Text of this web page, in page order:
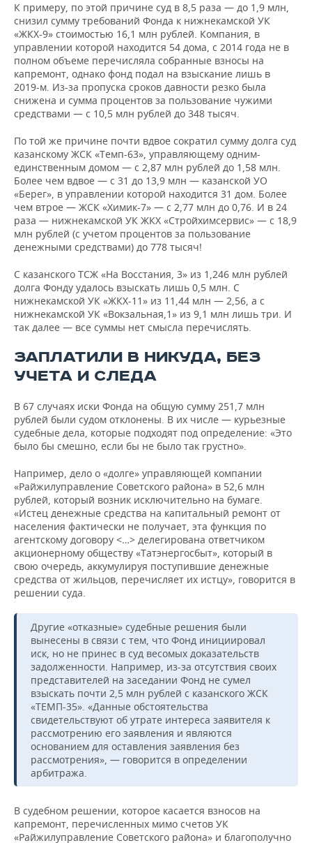
К примеру, по этой причине суд в 8,5 раза — до 1,9 млн,
снизил сумму требований Фонда к нижнекамской УК
«ЖКХ-9» стоимостью 16,1 млн рублей. Компания, в
управлении которой находится 54 дома, с 2014 года не в
полном объеме перечисляла собранные взносы на
капремонт, однако фонд подал на взыскание лишь в
2019-м. Из-за пропуска сроков давности резко была
снижена и сумма процентов за пользование чужими
средствами — с 10,5 млн рублей до 348 тысяч.
По той же причине почти вдвое сократил сумму долга суд
казанскому ЖСК «Темп-63», управляющему одним-
единственным домом — с 2,87 млн рублей до 1,58 млн.
Более чем вдвое — с 31 до 13,9 млн — казанской УО
«Берег», в управлении которой находится 31 дом. Более
чем втрое — ЖСК «Химик-7» — с 2,77 млн до 0,76. И в 24
раза — нижнекамской УК ЖКХ «Стройхимсервис» — с 18,9
млн рублей (с учетом процентов за пользование
денежными средствами) до 778 тысяч!
С казанского ТСЖ «На Восстания, 3» из 1,246 млн рублей
долга Фонду удалось взыскать лишь 0,5 млн. С
нижнекамской УК «ЖКХ-11» из 11,44 млн — 2,56, а с
нижнекамской УК «Вокзальная,1» из 9,1 млн лишь три. И
так далее — все суммы нет смысла перечислять.
ЗАПЛАТИЛИ В НИКУДА, БЕЗ
УЧЕТА И СЛЕДА
В 67 случаях иски Фонда на общую сумму 251,7 млн
рублей были судом отклонены. В их числе — курьезные
судебные дела, которые подходят под определение: «Это
было бы смешно, если бы не было так грустно».
Например, дело о «долге» управляющей компании
«Райжилуправление Советского района» в 52,6 млн
рублей, который возник исключительно на бумаге.
«Истец денежные средства на капитальный ремонт от
населения фактически не получает, эта функция по
агентскому договору <…> делегирована ответчиком
акционерному обществу «Татэнергосбыт», который в
свою очередь, аккумулируя поступившие денежные
средства от жильцов, перечисляет их истцу», говорится в
решении суда.
Другие «отказные» судебные решения были
вынесены в связи с тем, что Фонд инициировал
иск, но не принес в суд весомых доказательств
задолженности. Например, из-за отсутствия своих
представителей на заседании Фонд не сумел
взыскать почти 2,5 млн рублей с казанского ЖСК
«ТЕМП-35». «Данные обстоятельства
свидетельствуют об утрате интереса заявителя к
рассмотрению его заявления и являются
основанием для оставления заявления без
рассмотрения», — говорится в определении
арбитража.
В судебном решении, которое касается взносов на
капремонт, перечисленных мимо счетов УК
«Райжилуправление Советского района» и благополучно